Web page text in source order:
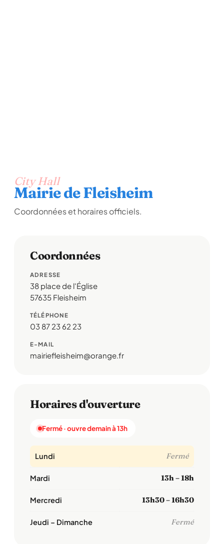
City Hall
Mairie de Fleisheim
Coordonnées et horaires officiels.
Coordonnées
ADRESSE
38 place de l'Église
57635 Fleisheim
TÉLÉPHONE
03 87 23 62 23
E-MAIL
mairiefleisheim@orange.fr
Horaires d'ouverture
Fermé · ouvre demain à 13h
Lundi Fermé
Mardi 13h – 18h
Mercredi 13h30 – 16h30
Jeudi – Dimanche Fermé